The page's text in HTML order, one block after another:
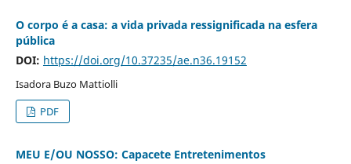
O corpo é a casa: a vida privada ressignificada na esfera
pública
DOI: https://doi.org/10.37235/ae.n36.19152
Isadora Buzo Mattiolli
PDF
MEU E/OU NOSSO: Capacete Entretenimentos